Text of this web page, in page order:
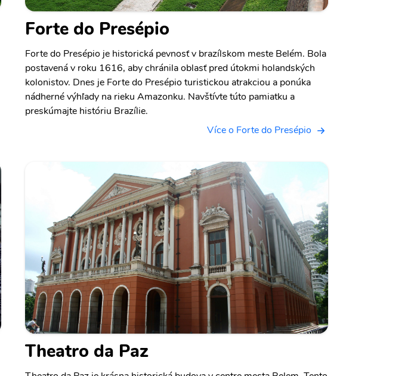
Forte do Presépio
Forte do Presépio je historická pevnosť v brazílskom meste Belém. Bola
postavená v roku 1616, aby chránila oblasť pred útokmi holandských
kolonistov. Dnes je Forte do Presépio turistickou atrakciou a ponúka
nádherné výhľady na rieku Amazonku. Navštívte túto pamiatku a
preskúmajte históriu Brazílie.
Více o Forte do Presépio
Theatro da Paz